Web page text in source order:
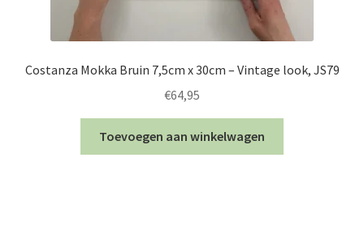
Costanza Mokka Bruin 7,5cm x 30cm – Vintage look, JS79
€64,95
Toevoegen aan winkelwagen